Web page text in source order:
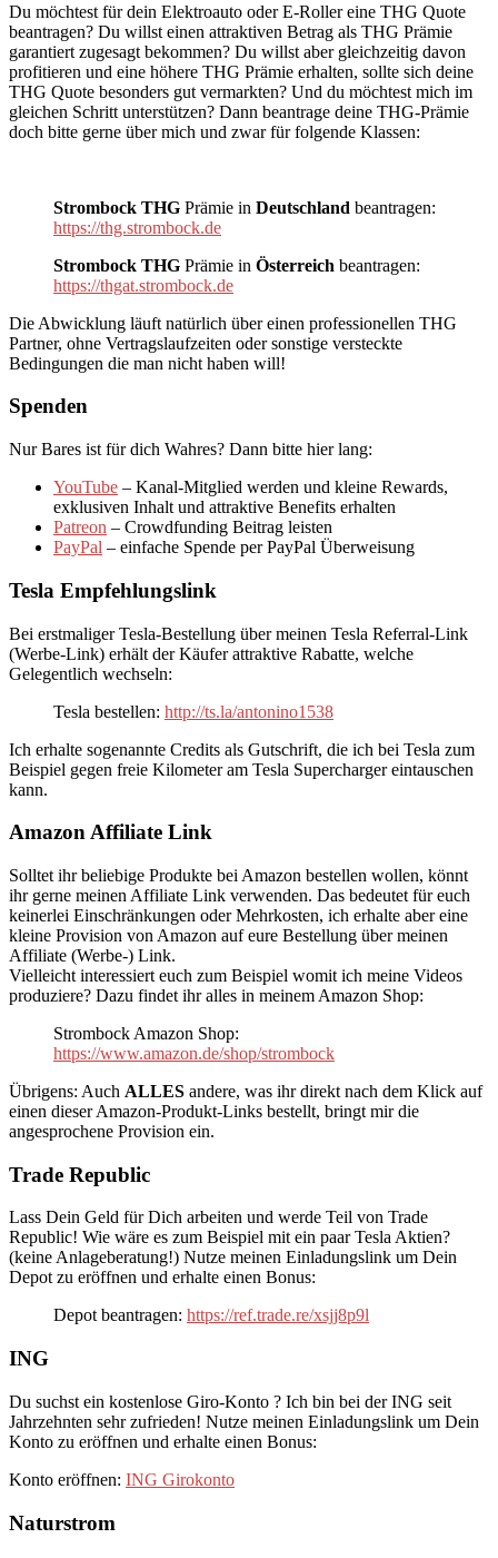
Du möchtest für dein Elektroauto oder E-Roller eine THG Quote
beantragen? Du willst einen attraktiven Betrag als THG Prämie
garantiert zugesagt bekommen? Du willst aber gleichzeitig davon
profitieren und eine höhere THG Prämie erhalten, sollte sich deine
THG Quote besonders gut vermarkten? Und du möchtest mich im
gleichen Schritt unterstützen? Dann beantrage deine THG-Prämie
doch bitte gerne über mich und zwar für folgende Klassen:
Strombock THG Prämie in Deutschland beantragen:
https://thg.strombock.de
Strombock THG Prämie in Österreich beantragen:
https://thgat.strombock.de
Die Abwicklung läuft natürlich über einen professionellen THG
Partner, ohne Vertragslaufzeiten oder sonstige versteckte
Bedingungen die man nicht haben will!
Spenden
Nur Bares ist für dich Wahres? Dann bitte hier lang:
YouTube – Kanal-Mitglied werden und kleine Rewards,
exklusiven Inhalt und attraktive Benefits erhalten
Patreon – Crowdfunding Beitrag leisten
PayPal – einfache Spende per PayPal Überweisung
Tesla Empfehlungslink
Bei erstmaliger Tesla-Bestellung über meinen Tesla Referral-Link
(Werbe-Link) erhält der Käufer attraktive Rabatte, welche
Gelegentlich wechseln:
Tesla bestellen: http://ts.la/antonino1538
Ich erhalte sogenannte Credits als Gutschrift, die ich bei Tesla zum
Beispiel gegen freie Kilometer am Tesla Supercharger eintauschen
kann.
Amazon Affiliate Link
Solltet ihr beliebige Produkte bei Amazon bestellen wollen, könnt
ihr gerne meinen Affiliate Link verwenden. Das bedeutet für euch
keinerlei Einschränkungen oder Mehrkosten, ich erhalte aber eine
kleine Provision von Amazon auf eure Bestellung über meinen
Affiliate (Werbe-) Link.
Vielleicht interessiert euch zum Beispiel womit ich meine Videos
produziere? Dazu findet ihr alles in meinem Amazon Shop:
Strombock Amazon Shop:
https://www.amazon.de/shop/strombock
Übrigens: Auch ALLES andere, was ihr direkt nach dem Klick auf
einen dieser Amazon-Produkt-Links bestellt, bringt mir die
angesprochene Provision ein.
Trade Republic
Lass Dein Geld für Dich arbeiten und werde Teil von Trade
Republic! Wie wäre es zum Beispiel mit ein paar Tesla Aktien?
(keine Anlageberatung!) Nutze meinen Einladungslink um Dein
Depot zu eröffnen und erhalte einen Bonus:
Depot beantragen: https://ref.trade.re/xsjj8p9l
ING
Du suchst ein kostenlose Giro-Konto ? Ich bin bei der ING seit
Jahrzehnten sehr zufrieden! Nutze meinen Einladungslink um Dein
Konto zu eröffnen und erhalte einen Bonus:
Konto eröffnen: ING Girokonto
Naturstrom